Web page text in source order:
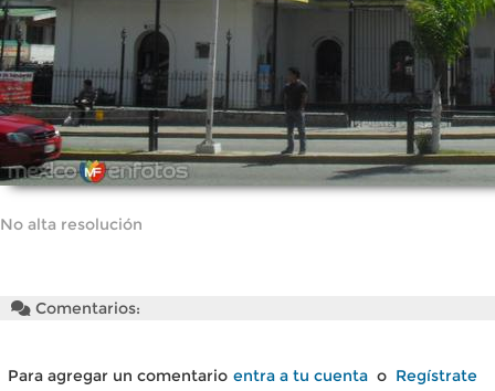
No alta resolución
Comentarios:
Para agregar un comentario entra a tu cuenta o Regístrate